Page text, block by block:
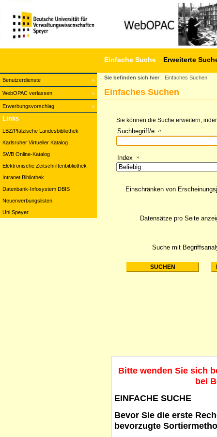
Benutzerdienste
WebOPAC verlassen
Erwerbungsvorschlag
Einfache Suche Erweiterte
Links
LBZ/Pfälzische Landesbibliothek
Karlsruher Virtueller Katalog
SWB Online-Katalog
Elektronische Zeitschriftenbibliothek
Intranet Bibliothek
Datenbank-Infosystem DBIS
Neuerwerbungslisten
Uni Speyer
Sie befinden sich hier: Einfaches Suchen
Einfaches Suchen
Sie können die Suche erweitern,
Suchbegriff/e
Index
Suche mit
Einschränken von
Datensätze pro Seite
Bitte wenden Sie sich
bei
EINFACHE SUCHE
Bevor Sie die erste
bevorzugte